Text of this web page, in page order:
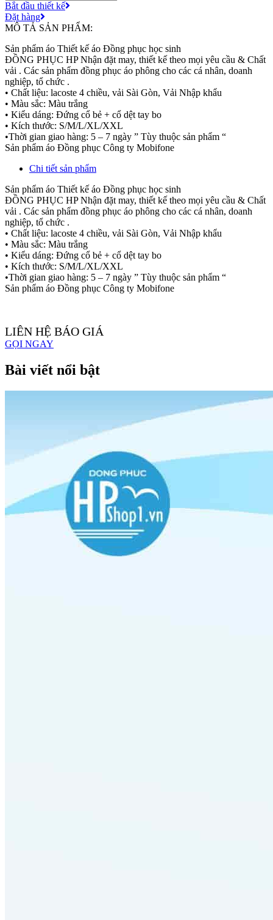
Bắt đầu thiết kế
Đặt hàng
MÔ TẢ SẢN PHẨM:
Sản phẩm áo Thiết kế áo Đồng phục học sinh
ĐỒNG PHỤC HP Nhận đặt may, thiết kế theo mọi yêu cầu & Chất
vải . Các sản phẩm đồng phục áo phông cho các cá nhân, doanh
nghiệp, tổ chức .
• Chất liệu: lacoste 4 chiều, vải Sài Gòn, Vải Nhập khẩu
• Màu sắc: Màu trắng
• Kiểu dáng: Đứng cổ bẻ + cổ dệt tay bo
• Kích thước: S/M/L/XL/XXL
•Thời gian giao hàng: 5 – 7 ngày ” Tùy thuộc sản phẩm “
Sản phẩm áo Đồng phục Công ty Mobifone
Chi tiết sản phẩm
Sản phẩm áo Thiết kế áo Đồng phục học sinh
ĐỒNG PHỤC HP Nhận đặt may, thiết kế theo mọi yêu cầu & Chất
vải . Các sản phẩm đồng phục áo phông cho các cá nhân, doanh
nghiệp, tổ chức .
• Chất liệu: lacoste 4 chiều, vải Sài Gòn, Vải Nhập khẩu
• Màu sắc: Màu trắng
• Kiểu dáng: Đứng cổ bẻ + cổ dệt tay bo
• Kích thước: S/M/L/XL/XXL
•Thời gian giao hàng: 5 – 7 ngày ” Tùy thuộc sản phẩm “
Sản phẩm áo Đồng phục Công ty Mobifone
LIÊN HỆ BÁO GIÁ
GỌI NGAY
Bài viết nổi bật